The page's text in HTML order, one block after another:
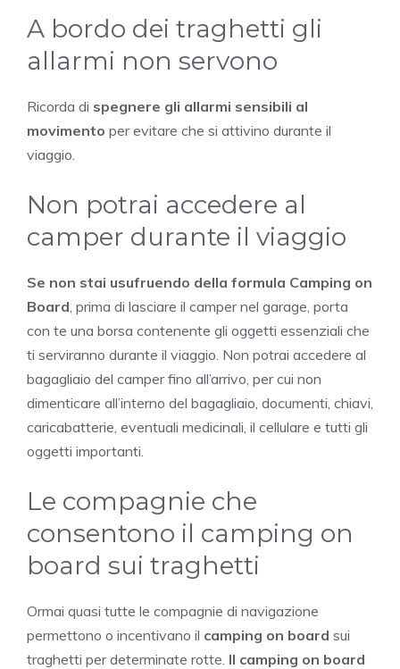
A bordo dei traghetti gli
allarmi non servono
Ricorda di spegnere gli allarmi sensibili al
movimento per evitare che si attivino durante il
viaggio.
Non potrai accedere al
camper durante il viaggio
Se non stai usufruendo della formula Camping on
Board , prima di lasciare il camper nel garage, porta
con te una borsa contenente gli oggetti essenziali che
ti serviranno durante il viaggio. Non potrai accedere al
bagagliaio del camper fino all’arrivo, per cui non
dimenticare all’interno del bagagliaio, documenti, chiavi,
caricabatterie, eventuali medicinali, il cellulare e tutti gli
oggetti importanti.
Le compagnie che
consentono il camping on
board sui traghetti
Ormai quasi tutte le compagnie di navigazione
permettono o incentivano il camping on board sui
traghetti per determinate rotte. Il camping on board